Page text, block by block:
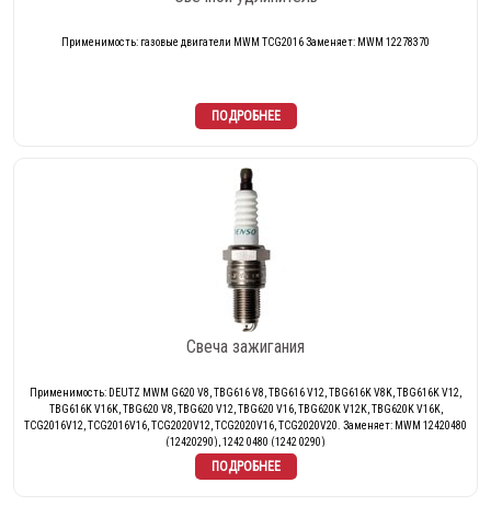
Применимость: газовые двигатели MWM TCG2016 Заменяет: MWM 12278370
Свеча зажигания
Применимость: DEUTZ MWM G620 V8, TBG616 V8, TBG616 V12, TBG616K V8K, TBG616K V12,
TBG616K V16K, TBG620 V8, TBG620 V12, TBG620 V16, TBG620K V12K, TBG620K V16K,
TCG2016V12, TCG2016V16, TCG2020V12, TCG2020V16, TCG2020V20. Заменяет: MWM 12420480
(12420290), 1242 0480 (1242 0290)